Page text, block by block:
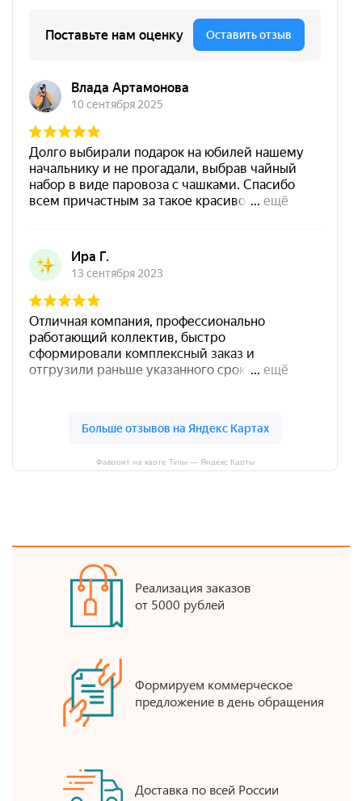
Фаворит на карте Тулы — Яндекс Карты
Реализация заказов
от 5000 рублей
Формируем коммерческое
предложение в день обращения
Доставка по всей России